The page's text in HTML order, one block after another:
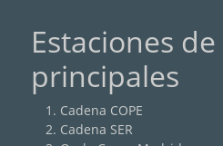
Estaciones
principales
Cadena COPE
Cadena SER